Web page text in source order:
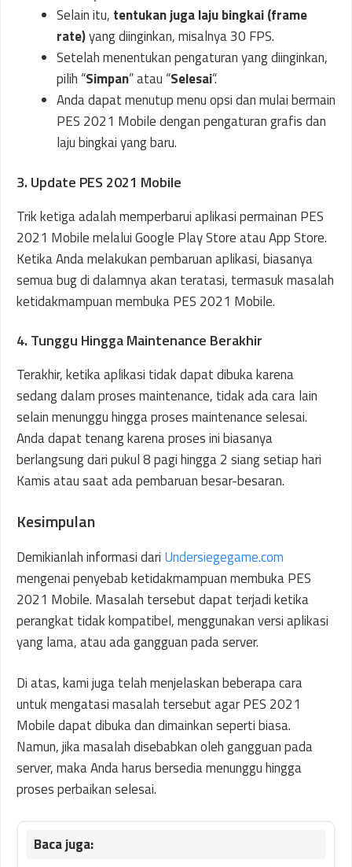
Selain itu, tentukan juga laju bingkai (frame
rate)yang diinginkan, misalnya 30 FPS.
Setelah menentukan pengaturan yang diinginkan,
pilih “Simpan” atau “Selesai“.
Anda dapat menutup menu opsi dan mulai bermain
PES 2021 Mobile dengan pengaturan grafis dan
laju bingkai yang baru.
3. Update PES 2021 Mobile
Trik ketiga adalah memperbarui aplikasi permainan PES
2021 Mobile melalui Google Play Store atau App Store.
Ketika Anda melakukan pembaruan aplikasi, biasanya
semua bug di dalamnya akan teratasi, termasuk masalah
ketidakmampuan membuka PES 2021 Mobile.
4. Tunggu Hingga Maintenance Berakhir
Terakhir, ketika aplikasi tidak dapat dibuka karena
sedang dalam proses maintenance, tidak ada cara lain
selain menunggu hingga proses maintenance selesai.
Anda dapat tenang karena proses ini biasanya
berlangsung dari pukul 8 pagi hingga 2 siang setiap hari
Kamis atau saat ada pembaruan besar-besaran.
Kesimpulan
Demikianlah informasi dari Undersiegegame.com
mengenai penyebab ketidakmampuan membuka PES
2021 Mobile. Masalah tersebut dapat terjadi ketika
perangkat tidak kompatibel, menggunakan versi aplikasi
yang lama, atau ada gangguan pada server.
Di atas, kami juga telah menjelaskan beberapa cara
untuk mengatasi masalah tersebut agar PES 2021
Mobile dapat dibuka dan dimainkan seperti biasa.
Namun, jika masalah disebabkan oleh gangguan pada
server, maka Anda harus bersedia menunggu hingga
proses perbaikan selesai.